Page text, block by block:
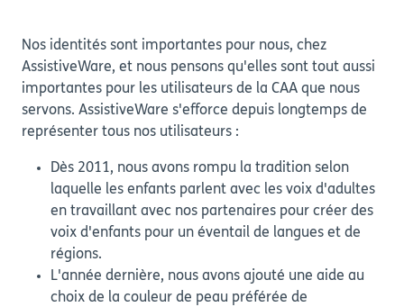
Nos identités sont importantes pour nous, chez
AssistiveWare, et nous pensons qu'elles sont tout aussi
importantes pour les utilisateurs de la CAA que nous
servons. AssistiveWare s'efforce depuis longtemps de
représenter tous nos utilisateurs :
Dès 2011, nous avons rompu la tradition selon
laquelle les enfants parlent avec les voix d'adultes
en travaillant avec nos partenaires pour créer des
voix d'enfants pour un éventail de langues et de
régions.
L'année dernière, nous avons ajouté une aide au
choix de la couleur de peau préférée de